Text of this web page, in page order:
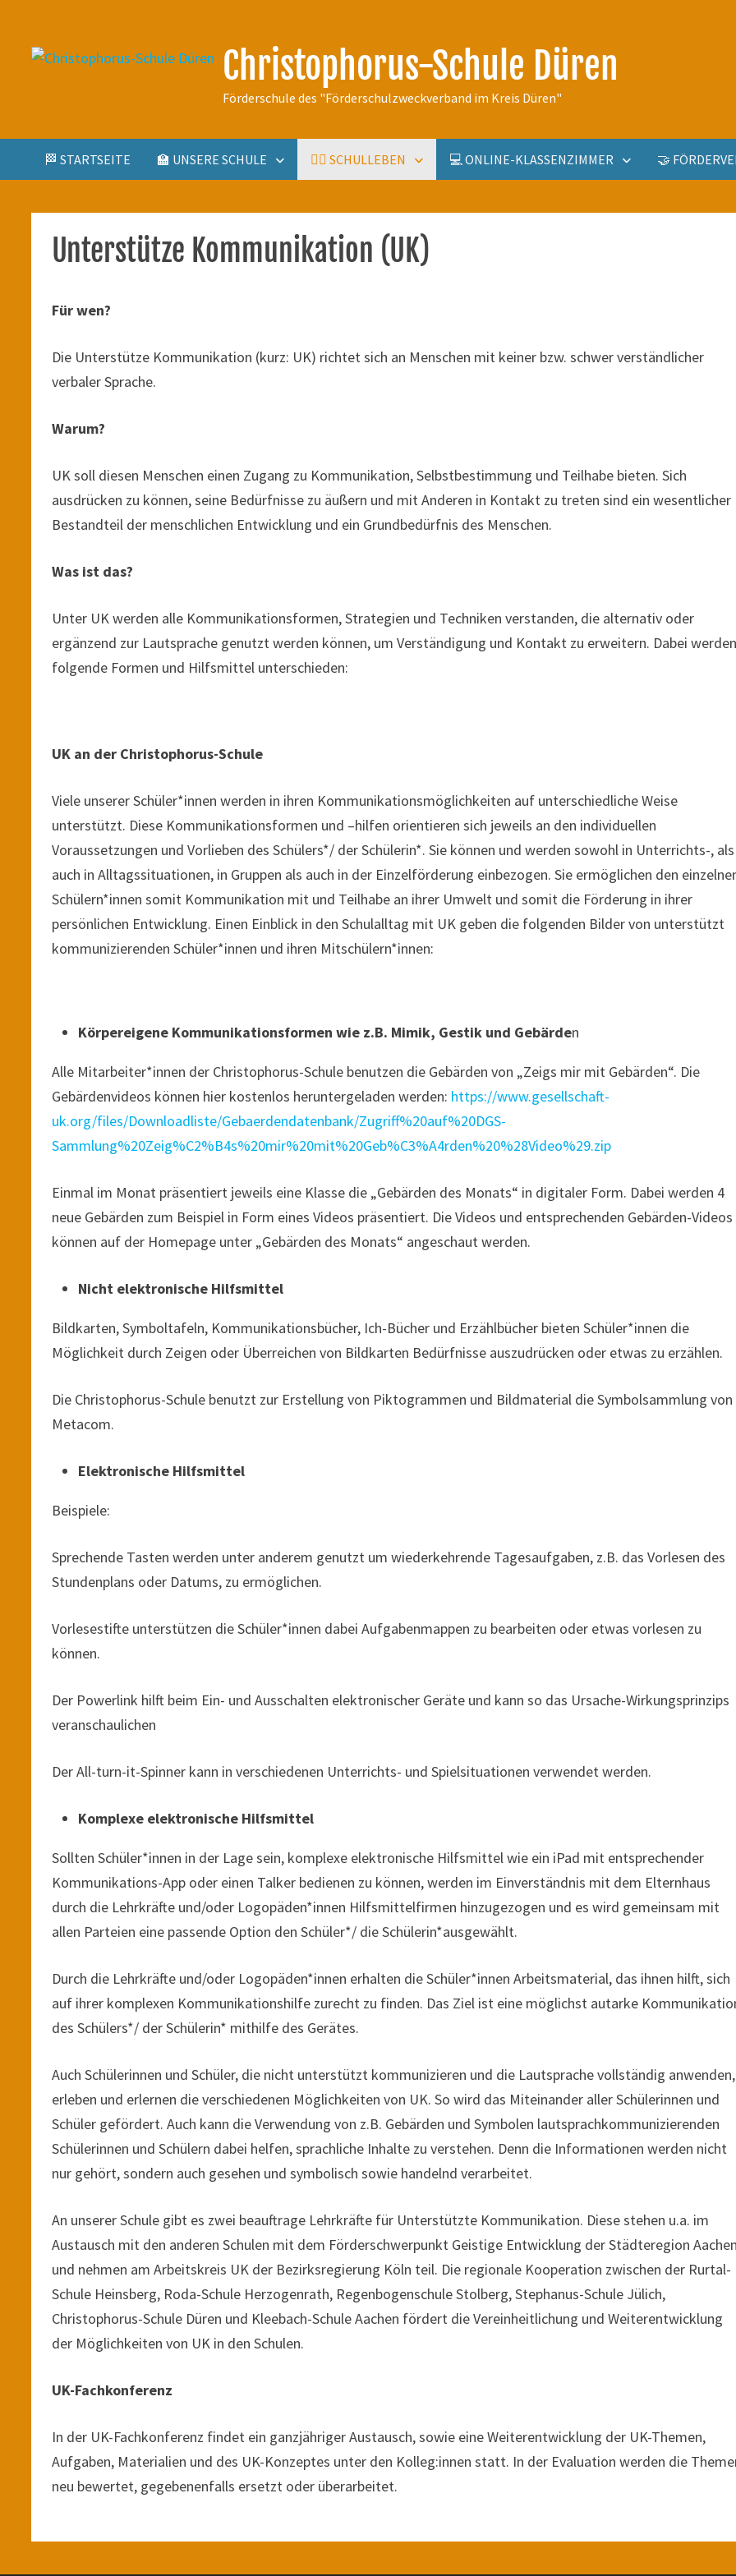
springen
Christophorus-Schule Düren
Förderschule des "Förderschulzweckverband im Kreis Düren"
🏁 STARTSEITE 🏫 UNSERE SCHULE 🤹‍♀️ SCHULLEBEN 💻 ONLINE-KLASSENZIMMER 🤝
Unterstütze Kommunikation (UK)
Für wen?
Die Unterstütze Kommunikation (kurz: UK) richtet sich an Menschen mit keiner bzw. schwer verständlicher
verbaler Sprache.
Warum?
UK soll diesen Menschen einen Zugang zu Kommunikation, Selbstbestimmung und Teilhabe bieten. Sich
ausdrücken zu können, seine Bedürfnisse zu äußern und mit Anderen in Kontakt zu treten sind ein wesentlicher
Bestandteil der menschlichen Entwicklung und ein Grundbedürfnis des Menschen.
Was ist das?
Unter UK werden alle Kommunikationsformen, Strategien und Techniken verstanden, die alternativ oder
ergänzend zur Lautsprache genutzt werden können, um Verständigung und Kontakt zu erweitern. Dabei
folgende Formen und Hilfsmittel unterschieden:
UK an der Christophorus-Schule
Viele unserer Schüler*innen werden in ihren Kommunikationsmöglichkeiten auf unterschiedliche Weise
unterstützt. Diese Kommunikationsformen und –hilfen orientieren sich jeweils an den individuellen
Voraussetzungen und Vorlieben des Schülers*/ der Schülerin*. Sie können und werden sowohl in Unterrichts-, als
auch in Alltagssituationen, in Gruppen als auch in der Einzelförderung einbezogen. Sie ermöglichen den
Schülern*innen somit Kommunikation mit und Teilhabe an ihrer Umwelt und somit die Förderung in ihrer
persönlichen Entwicklung. Einen Einblick in den Schulalltag mit UK geben die folgenden Bilder von unterstützt
kommunizierenden Schüler*innen und ihren Mitschülern*innen:
Körpereigene Kommunikationsformen wie z.B. Mimik, Gestik und Gebärden
Alle Mitarbeiter*innen der Christophorus-Schule benutzen die Gebärden von „Zeigs mir mit Gebärden“. Die
Gebärdenvideos können hier kostenlos heruntergeladen werden: https://www.gesellschaft-
uk.org/files/Downloadliste/Gebaerdendatenbank/Zugriff%20auf%20DGS-
Sammlung%20Zeig%C2%B4s%20mir%20mit%20Geb%C3%A4rden%20%28Video%29.zip
Einmal im Monat präsentiert jeweils eine Klasse die „Gebärden des Monats“ in digitaler Form. Dabei werden 4
neue Gebärden zum Beispiel in Form eines Videos präsentiert. Die Videos und entsprechenden Gebärden-Videos
können auf der Homepage unter „Gebärden des Monats“ angeschaut werden.
Nicht elektronische Hilfsmittel
Bildkarten, Symboltafeln, Kommunikationsbücher, Ich-Bücher und Erzählbücher bieten Schüler*innen die
Möglichkeit durch Zeigen oder Überreichen von Bildkarten Bedürfnisse auszudrücken oder etwas zu erzählen.
Die Christophorus-Schule benutzt zur Erstellung von Piktogrammen und Bildmaterial die Symbolsammlung von
Metacom.
Elektronische Hilfsmittel
Beispiele:
Sprechende Tasten werden unter anderem genutzt um wiederkehrende Tagesaufgaben, z.B. das Vorlesen des
Stundenplans oder Datums, zu ermöglichen.
Vorlesestifte unterstützen die Schüler*innen dabei Aufgabenmappen zu bearbeiten oder etwas vorlesen zu
können.
Der Powerlink hilft beim Ein- und Ausschalten elektronischer Geräte und kann so das Ursache-Wirkungsprinzips
veranschaulichen
Der All-turn-it-Spinner kann in verschiedenen Unterrichts- und Spielsituationen verwendet werden.
Komplexe elektronische Hilfsmittel
Sollten Schüler*innen in der Lage sein, komplexe elektronische Hilfsmittel wie ein iPad mit entsprechender
Kommunikations-App oder einen Talker bedienen zu können, werden im Einverständnis mit dem Elternhaus
durch die Lehrkräfte und/oder Logopäden*innen Hilfsmittelfirmen hinzugezogen und es wird gemeinsam mit
allen Parteien eine passende Option den Schüler*/ die Schülerin*ausgewählt.
Durch die Lehrkräfte und/oder Logopäden*innen erhalten die Schüler*innen Arbeitsmaterial, das ihnen hilft, sich
auf ihrer komplexen Kommunikationshilfe zurecht zu finden. Das Ziel ist eine möglichst autarke
des Schülers*/ der Schülerin* mithilfe des Gerätes.
Auch Schülerinnen und Schüler, die nicht unterstützt kommunizieren und die Lautsprache vollständig anwenden,
erleben und erlernen die verschiedenen Möglichkeiten von UK. So wird das Miteinander aller Schülerinnen und
Schüler gefördert. Auch kann die Verwendung von z.B. Gebärden und Symbolen lautsprachkommunizierenden
Schülerinnen und Schülern dabei helfen, sprachliche Inhalte zu verstehen. Denn die Informationen werden nicht
nur gehört, sondern auch gesehen und symbolisch sowie handelnd verarbeitet.
An unserer Schule gibt es zwei beauftrage Lehrkräfte für Unterstützte Kommunikation. Diese stehen u.a. im
Austausch mit den anderen Schulen mit dem Förderschwerpunkt Geistige Entwicklung der Städteregion
und nehmen am Arbeitskreis UK der Bezirksregierung Köln teil. Die regionale Kooperation zwischen der Rurtal-
Schule Heinsberg, Roda-Schule Herzogenrath, Regenbogenschule Stolberg, Stephanus-Schule Jülich,
Christophorus-Schule Düren und Kleebach-Schule Aachen fördert die Vereinheitlichung und Weiterentwicklung
der Möglichkeiten von UK in den Schulen.
UK-Fachkonferenz
In der UK-Fachkonferenz findet ein ganzjähriger Austausch, sowie eine Weiterentwicklung der UK-Themen,
Aufgaben, Materialien und des UK-Konzeptes unter den Kolleg:innen statt. In der Evaluation werden die
neu bewertet, gegebenenfalls ersetzt oder überarbeitet.